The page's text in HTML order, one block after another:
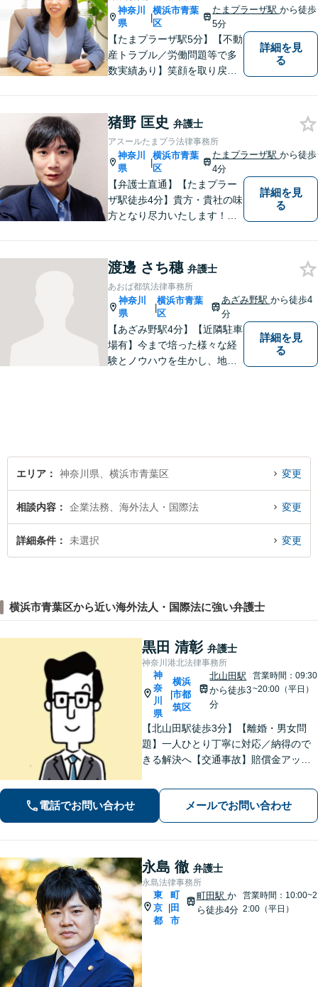
神奈川
県
|
横浜市青葉
区
たまプラーザ駅から徒歩
5分
【たまプラーザ駅5分】【不動
産トラブル／労働問題等で多
数実績あり】笑顔を取り戻す
えます。【契約時点での明朗
会計】
詳細を見
る
猪野 匡史 弁護士
アスールたまプラ法律事務所
神奈川
県
|
横浜市青葉
区
たまプラーザ駅から徒歩
4分
【弁護士直通】【たまプラー
ザ駅徒歩4分】貴方・貴社の味
方となり尽力いたします！当
ください。
詳細を見
る
渡邊 さち穗 弁護士
あおば都筑法律事務所
神奈川
県
|
横浜市青葉
区
あざみ野駅 から徒歩4
分
【あざみ野駅4分】【近隣駐車
場有】今まで培った様々な経
験とノウハウを生かし、地域
軽にご相談ください。
詳細を見
る
エリア 神奈川県、横浜市青葉区 変更
相談内容 企業法務、海外法人・国際法 変更
詳細条件 未選択 変更
横浜市青葉区から近い海外法人・国際法に強い弁護士
黒田 清彰 弁護士
神奈川港北法律事務所
神
奈
川
県
|
横浜
市都
筑区
北山田駅
から徒歩3
分
営業時間：09:30
~20:00（平日）
【北山田駅徒歩3分】【離婚・男女問
題】一人ひとり丁寧に対応／納得ので
きる解決へ【交通事故】賠償金アップ
手続きはお任せ【借金・債務整理】手
続きはもちろん、再発防止策や今後の
生活のフォローも行います。
電話でお問い合わせ メールでお問い合わせ
永島 徹 弁護士
永島法律事務所
東
京
都
町
田
市
町田駅 か
ら徒歩4分
営業時間：10:00~2
2:00（平日）